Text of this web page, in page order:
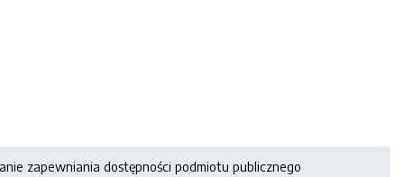
zapewniania dostępności podmiotu publicznego